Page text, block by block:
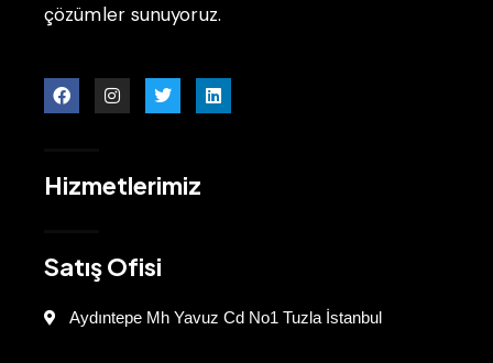
çözümler sunuyoruz.
Hizmetlerimiz
Satış Ofisi
Aydıntepe Mh Yavuz Cd No1 Tuzla İstanbul